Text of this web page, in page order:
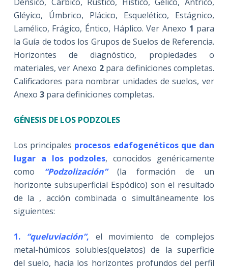
Gléyico, Úmbrico, Plácico, Esquelético, Estágnico,
Lamélico, Frágico, Éntico, Háplico. Ver Anexo 1 para
la Guía de todos los Grupos de Suelos de Referencia.
Horizontes de diagnóstico, propiedades o
materiales, ver Anexo 2 para definiciones completas.
Calificadores para nombrar unidades de suelos, ver
Anexo 3 para definiciones completas.
GÉNESIS DE LOS PODZOLES
Los principales procesos edafogenéticos que dan
lugar a los podzoles, conocidos genéricamente
como “Podzolización”
(la formación de un
horizonte subsuperficial Espódico) son el resultado
de la , acción combinada o simultáneamente los
siguientes:
1. “queluviación”,
el movimiento de complejos
metal-húmicos solubles(quelatos) de la superficie
del suelo, hacia los horizontes profundos del perfil